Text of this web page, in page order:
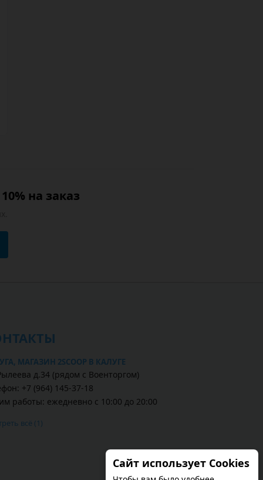
на заказ
МАГАЗИН 2SCOOP В КАЛУГЕ
д.34 (рядом с Военторгом)
+7 (964) 145-37-18
работы: ежедневно с 10:00 до 20:00
всё (1)
Сайт использует Cookies